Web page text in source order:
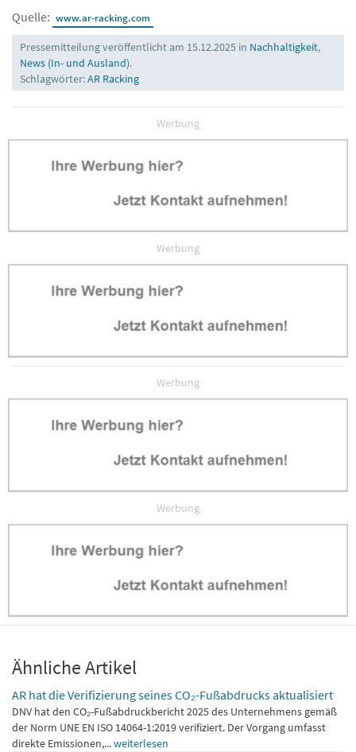
Quelle: www.ar-racking.com
Pressemitteilung veröffentlicht am 15.12.2025 in Nachhaltigkeit,
News (In- und Ausland).
Schlagwörter:AR Racking
Werbung
Werbung
Werbung
Werbung
Ähnliche Artikel
AR hat die Verifizierung seines CO₂-Fußabdrucks aktualisiert
DNV hat den CO₂-Fußabdruckbericht 2025 des Unternehmens gemäß
der Norm UNE EN ISO 14064-1:2019 verifiziert. Der Vorgang umfasst
direkte Emissionen,...weiterlesen